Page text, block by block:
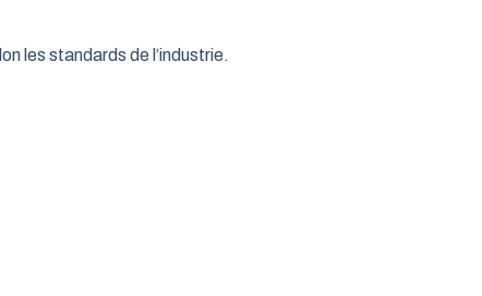
les standards de l’industrie.